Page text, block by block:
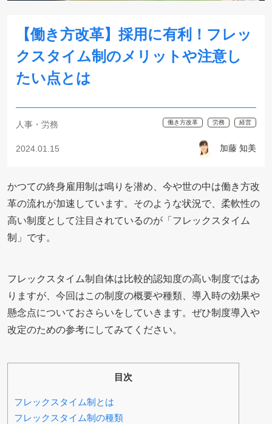
【働き方改革】採用に有利！フレッ
クスタイム制のメリットや注意し
たい点とは
人事・労務 働き方改革 労務 経営
2024.01.15 加藤 知美
かつての終身雇用制は鳴りを潜め、今や世の中は働き方改
革の流れが加速しています。そのような状況で、柔軟性の
高い制度として注目されているのが「フレックスタイム
制」です。
フレックスタイム制自体は比較的認知度の高い制度ではあ
りますが、今回はこの制度の概要や種類、導入時の効果や
懸念点についておさらいをしていきます。ぜひ制度導入や
改定のための参考にしてみてください。
目次
フレックスタイム制とは
フレックスタイム制の種類